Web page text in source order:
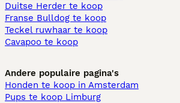
Duitse Herder te koop
Franse Bulldog te koop
Teckel ruwhaar te koop
Cavapoo te koop
Andere populaire pagina's
Honden te koop in Amsterdam
Pups te koop Limburg​